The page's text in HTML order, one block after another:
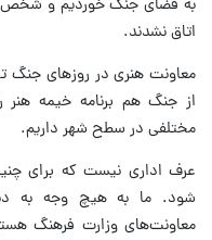
به فضای جنگ خوردیم و شخص
اتاق نشدند.
از جنگ هم برنامه خیمه هنر
مختلفی در سطح شهر داریم.
عرف اداری نیست که برای
شود. ما به هیچ وجه به
معاونت‌های وزارت فرهنگ